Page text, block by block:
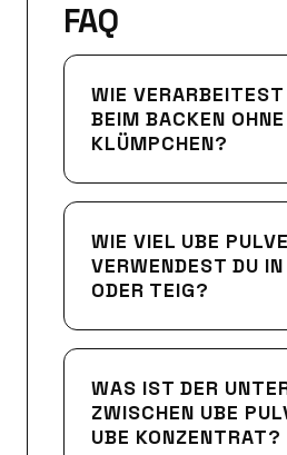
FAQ
WIE VERARBEITEST
BEIM BACKEN OHNE
KLÜMPCHEN?
WIE VIEL UBE
VERWENDEST DU
ODER TEIG?
WAS IST DER
ZWISCHEN UBE
UBE KONZENTRAT?